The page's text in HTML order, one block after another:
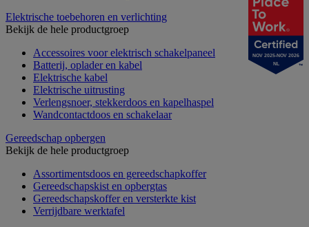
Elektrische toebehoren en verlichting
Bekijk de hele productgroep
Accessoires voor elektrisch schakelpaneel
Batterij, oplader en kabel
Elektrische kabel
Elektrische uitrusting
Verlengsnoer, stekkerdoos en kapelhaspel
Wandcontactdoos en schakelaar
Gereedschap opbergen
Bekijk de hele productgroep
Assortimentsdoos en gereedschapkoffer
Gereedschapskist en opbergtas
Gereedschapskoffer en versterkte kist
Verrijdbare werktafel
NOV 2025-NOV 2026
NL